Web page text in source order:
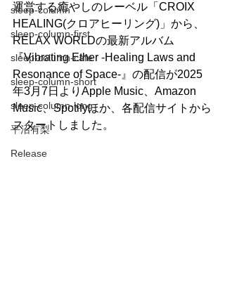
sleep-column
sleep-column-first
sleep-column-cafe
sleep-column-short
sleep-column-long
平沼有梨
Release
運営する癒やしのレーベル「CROIX
HEALING(クロアヒーリング)」から、
RELAX WORLDの最新アルバム
『Vibrating Ether -Healing Laws and
Resonance of Space-』の配信が2025
年3月7日よりApple Music、Amazon
Music、Spotifyほか、各配信サイトから
スタートしました。